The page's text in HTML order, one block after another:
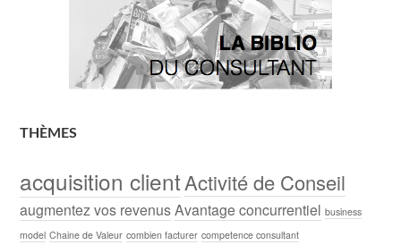
THÈMES
acquisition clientActivité de Conseil
augmentez vos revenusAvantage concurrentiel business
model Chaine de Valeur combien facturer competence consultant